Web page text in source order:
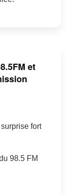
et
fort
98.5 FM